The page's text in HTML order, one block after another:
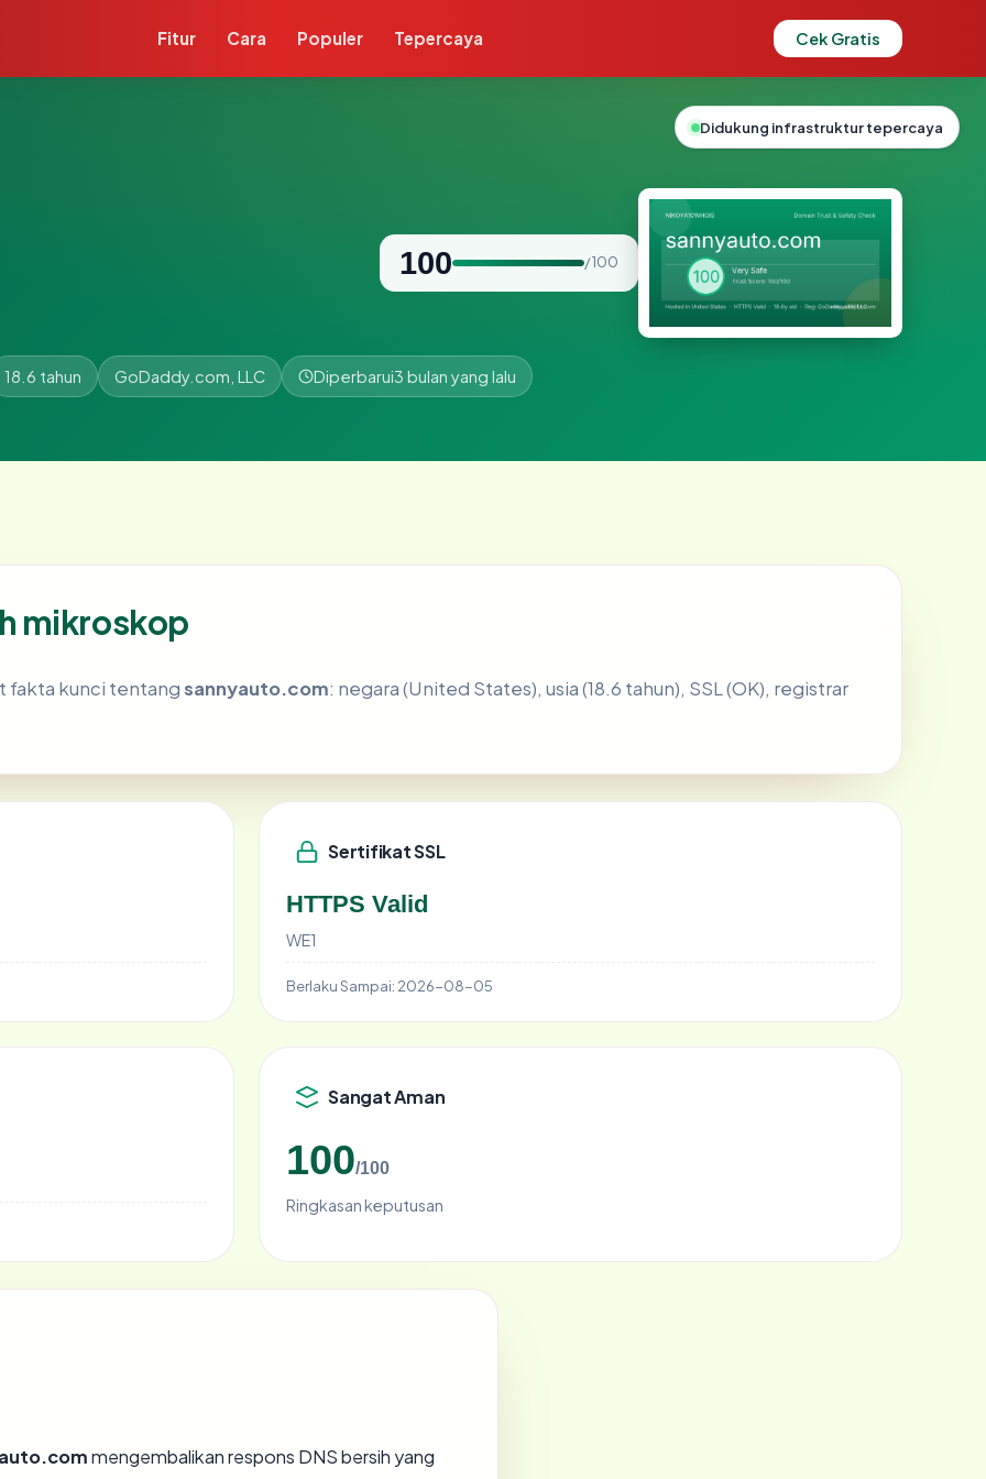
Fitur Cara Populer Tepercaya Cek Gratis
100 / 100
18.6 tahun GoDaddy.com, LLC Diperbarui3 bulan yang lalu
mikroskop
fakta kunci tentangsannyauto.com: negara (United States), usia (18.6 tahun), SSL (OK), registrar
Sertifikat SSL
HTTPS Valid
WE1
Berlaku Sampai: 2026-08-05
Sangat Aman
100/100
Ringkasan keputusan
mengembalikan respons DNS bersih yang
Didukung infrastruktur tepercaya